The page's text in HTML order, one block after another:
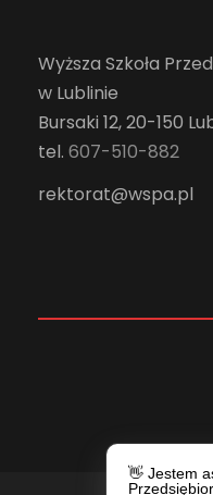
Wyższa Szkoła
w Lublinie
Bursaki 12, 20-150
tel. 607-510-882
rektorat@wspa.pl
👋 Jestem